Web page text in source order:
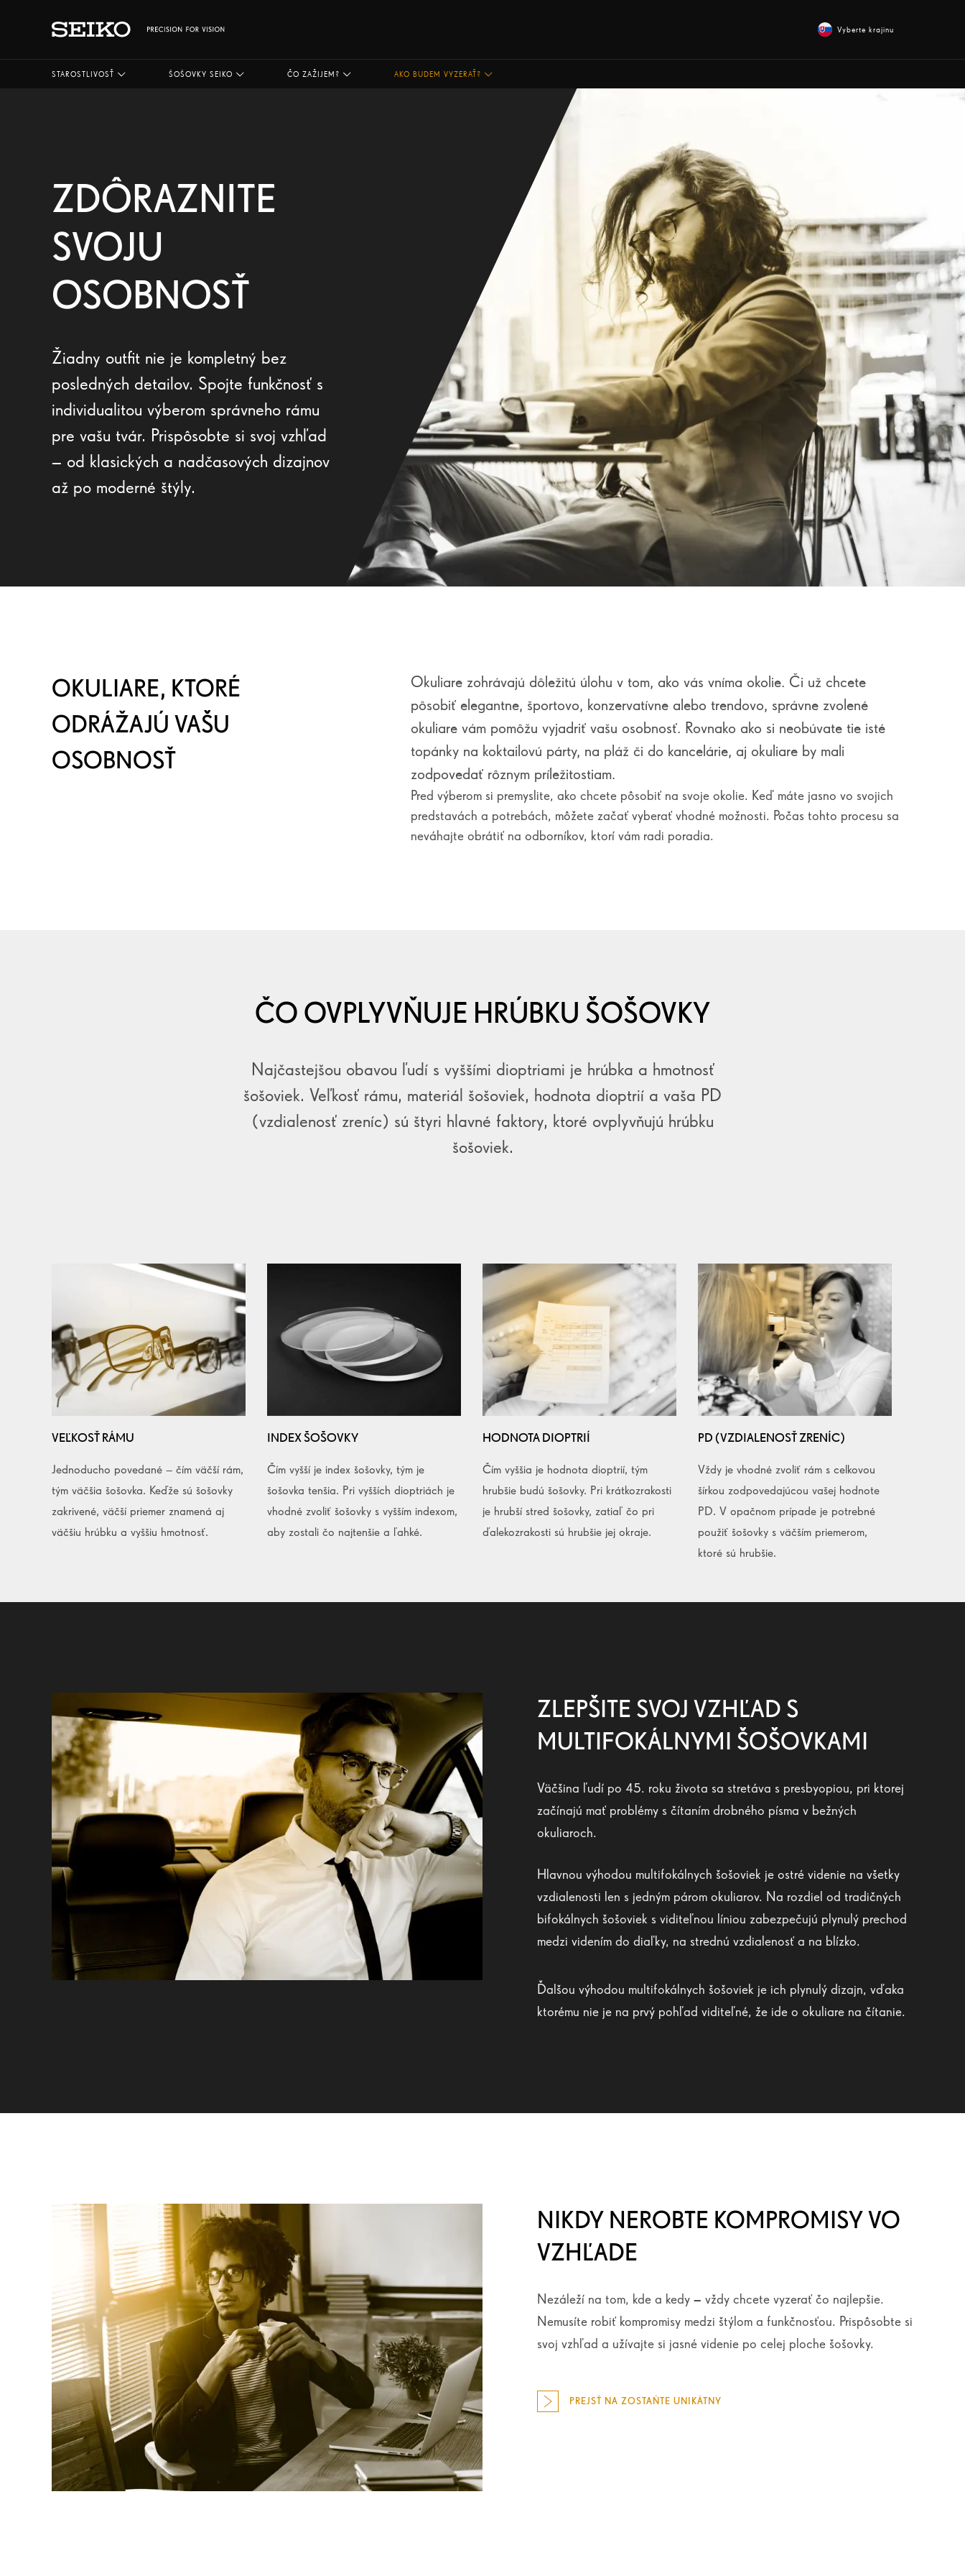
Vyberte krajinu
STAROSTLIVOSŤ ŠOŠOVKY SEIKO ČO ZAŽIJEM? AKO BUDEM VYZERAŤ?
ZDÔRAZNITE
SVOJU
OSOBNOSŤ
Žiadny outfit nie je kompletný bez
posledných detailov. Spojte funkčnosť s
individualitou výberom správneho rámu
pre vašu tvár. Prispôsobte si svoj vzhľad
– od klasických a nadčasových dizajnov
až po moderné štýly.
OKULIARE, KTORÉ
ODRÁŽAJÚ VAŠU
OSOBNOSŤ
Okuliare zohrávajú dôležitú úlohu v tom, ako vás vníma okolie. Či už chcete
pôsobiť elegantne, športovo, konzervatívne alebo trendovo, správne zvolené
okuliare vám pomôžu vyjadriť vašu osobnosť. Rovnako ako si neobúvate tie isté
topánky na koktailovú párty, na pláž či do kancelárie, aj okuliare by mali
zodpovedať rôznym príležitostiam.
Pred výberom si premyslite, ako chcete pôsobiť na svoje okolie. Keď máte jasno vo svojich
predstavách a potrebách, môžete začať vyberať vhodné možnosti. Počas tohto procesu sa
neváhajte obrátiť na odborníkov, ktorí vám radi poradia.
ČO OVPLYVŇUJE HRÚBKU ŠOŠOVKY
Najčastejšou obavou ľudí s vyššími dioptriami je hrúbka a hmotnosť
šošoviek. Veľkosť rámu, materiál šošoviek, hodnota dioptrií a vaša PD
(vzdialenosť zreníc) sú štyri hlavné faktory, ktoré ovplyvňujú hrúbku
šošoviek.
VEĽKOSŤ RÁMU
Jednoducho povedané – čím väčší rám,
tým väčšia šošovka. Keďže sú šošovky
zakrivené, väčší priemer znamená aj
väčšiu hrúbku a vyššiu hmotnosť.
INDEX ŠOŠOVKY
Čím vyšší je index šošovky, tým je
šošovka tenšia. Pri vyšších dioptriách je
vhodné zvoliť šošovky s vyšším indexom,
aby zostali čo najtenšie a ľahké.
HODNOTA DIOPTRIÍ
Čím vyššia je hodnota dioptrií, tým
hrubšie budú šošovky. Pri krátkozrakosti
je hrubší stred šošovky, zatiaľ čo pri
ďalekozrakosti sú hrubšie jej okraje.
PD (VZDIALENOSŤ ZRENÍC)
Vždy je vhodné zvoliť rám s celkovou
šírkou zodpovedajúcou vašej hodnote
PD. V opačnom prípade je potrebné
použiť šošovky s väčším priemerom,
ktoré sú hrubšie.
ZLEPŠITE SVOJ VZHĽAD S
MULTIFOKÁLNYMI ŠOŠOVKAMI
Väčšina ľudí po 45. roku života sa stretáva s presbyopiou, pri ktorej
začínajú mať problémy s čítaním drobného písma v bežných
okuliaroch.
Hlavnou výhodou multifokálnych šošoviek je ostré videnie na všetky
vzdialenosti len s jedným párom okuliarov. Na rozdiel od tradičných
bifokálnych šošoviek s viditeľnou líniou zabezpečujú plynulý prechod
medzi videním do diaľky, na strednú vzdialenosť a na blízko.
Ďalšou výhodou multifokálnych šošoviek je ich plynulý dizajn, vďaka
ktorému nie je na prvý pohľad viditeľné, že ide o okuliare na čítanie.
NIKDY NEROBTE KOMPROMISY VO
VZHĽADE
Nezáleží na tom, kde a kedy – vždy chcete vyzerať čo najlepšie.
Nemusíte robiť kompromisy medzi štýlom a funkčnosťou. Prispôsobte si
svoj vzhľad a užívajte si jasné videnie po celej ploche šošovky.
PREJSŤ NA ZOSTAŇTE UNIKÁTNY